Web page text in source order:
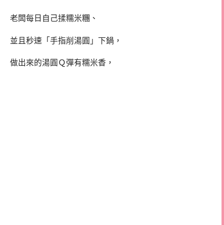
老闆每日自己揉糯米糰、
並且秒速「手指削湯圓」下鍋，
做出來的湯圓Ｑ彈有糯米香，